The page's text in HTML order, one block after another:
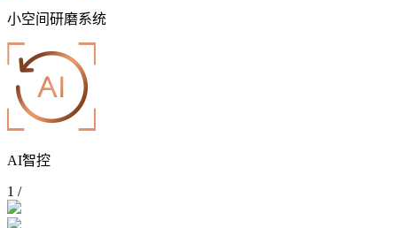
小空间研磨系统
AI智控
1 /